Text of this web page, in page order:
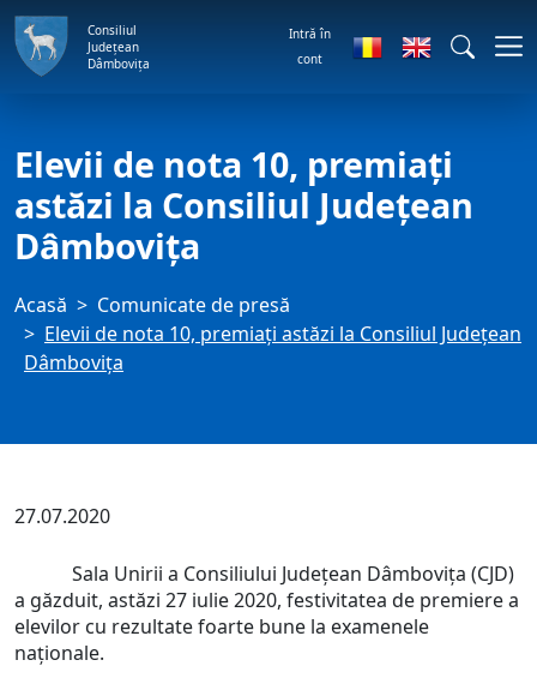
Consiliul
Județean
Dâmbovița
Intră în
cont
Elevii de nota 10, premiați
astăzi la Consiliul Județean
Dâmbovița
Acasă
Comunicate de presă
Elevii de nota 10, premiați astăzi la Consiliul Județean
Dâmbovița
27.07.2020
Sala Unirii a Consiliului Județean Dâmbovița (CJD)
a găzduit, astăzi 27 iulie 2020, festivitatea de premiere a
elevilor cu rezultate foarte bune la examenele
naționale.